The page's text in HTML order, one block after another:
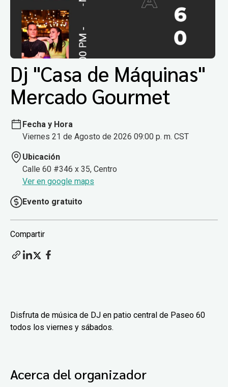
Dj "Casa de Máquinas"
Mercado Gourmet
Fecha y Hora
Viernes 21 de Agosto de 2026 09:00 p. m. CST
Ubicación
Calle 60 #346 x 35, Centro
Ver en google maps
Evento gratuito
Compartir
Disfruta de música de DJ en patio central de Paseo 60
todos los viernes y sábados.
Acerca del organizador